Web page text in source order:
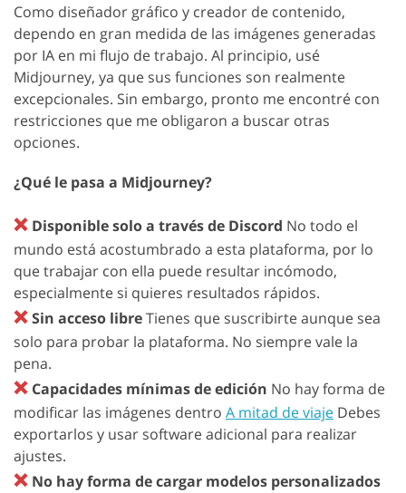
Como diseñador gráfico y creador de contenido,
dependo en gran medida de las imágenes generadas
por IA en mi flujo de trabajo. Al principio, usé
Midjourney, ya que sus funciones son realmente
excepcionales. Sin embargo, pronto me encontré con
restricciones que me obligaron a buscar otras
opciones.
¿Qué le pasa a Midjourney?
❌ Disponible solo a través de Discord No todo el
mundo está acostumbrado a esta plataforma, por lo
que trabajar con ella puede resultar incómodo,
especialmente si quieres resultados rápidos.
❌ Sin acceso libreTienes que suscribirte aunque sea
solo para probar la plataforma. No siempre vale la
pena.
❌ Capacidades mínimas de edición No hay forma de
modificar las imágenes dentro A mitad de viaje Debes
exportarlos y usar software adicional para realizar
ajustes.
❌ No hay forma de cargar modelos personalizados